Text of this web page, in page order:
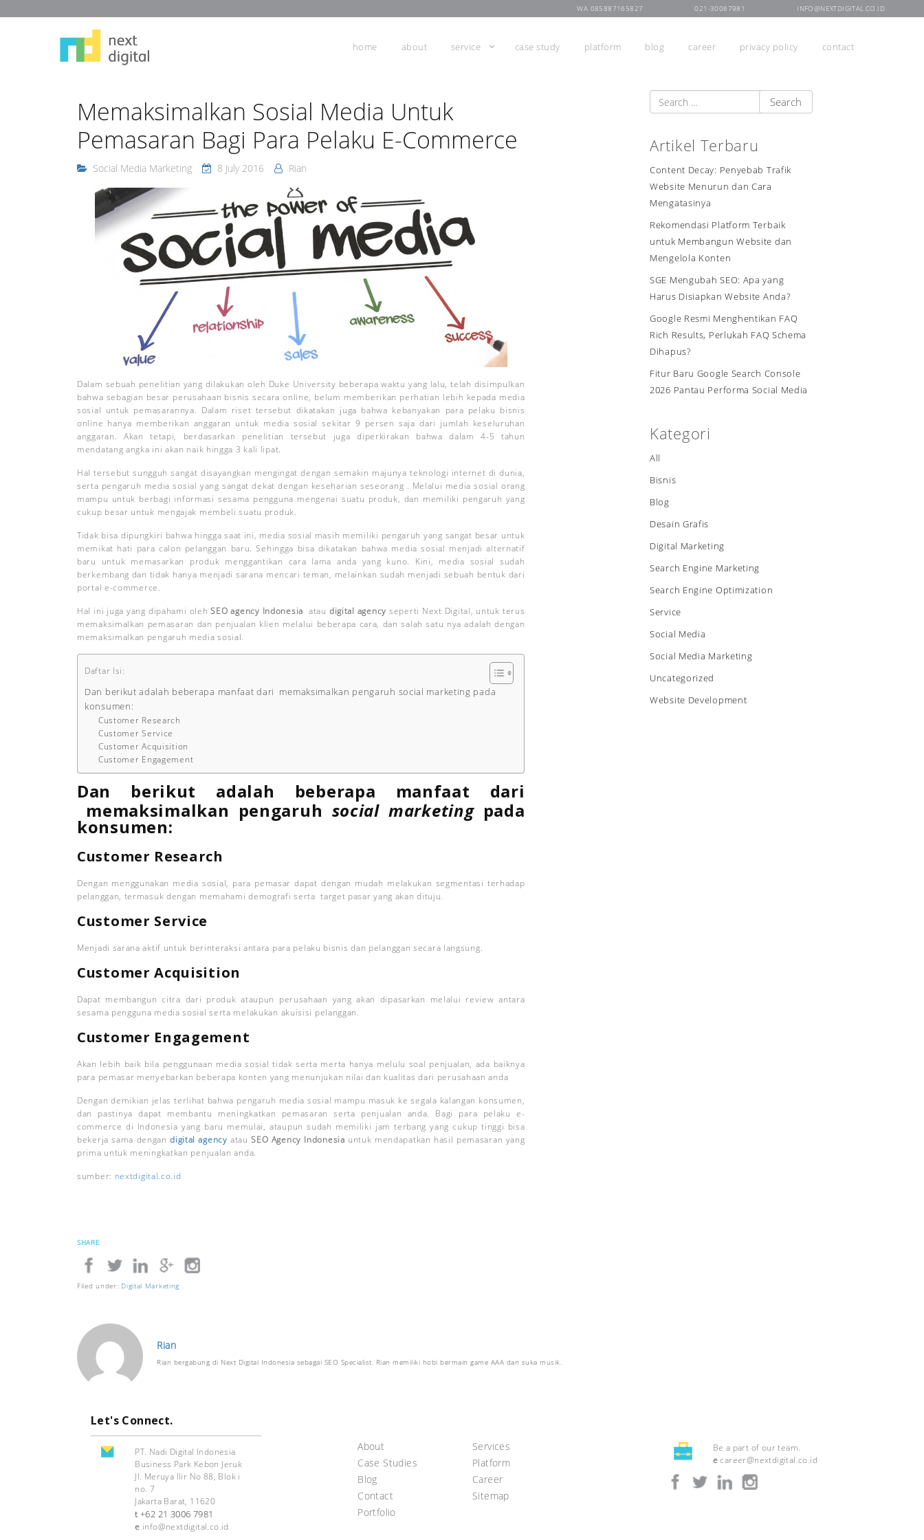
INFO@NEXTDIGITAL.CO.ID
021-30067981
WA 085887165827
home about service case study platform blog career privacy policy contact
Memaksimalkan Sosial Media Untuk
Pemasaran Bagi Para Pelaku E-Commerce
Social Media Marketing 8 July 2016 Rian
Dalam sebuah penelitian yang dilakukan oleh Duke University beberapa waktu yang lalu, telah disimpulkan
bahwa sebagian besar perusahaan bisnis secara online, belum memberikan perhatian lebih kepada media
sosial untuk pemasarannya. Dalam riset tersebut dikatakan juga bahwa kebanyakan para pelaku bisnis
online hanya memberikan anggaran untuk media sosial sekitar 9 persen saja dari jumlah keseluruhan
anggaran. Akan tetapi, berdasarkan penelitian tersebut juga diperkirakan bahwa dalam 4-5 tahun
mendatang angka ini akan naik hingga 3 kali lipat.
Hal tersebut sungguh sangat disayangkan mengingat dengan semakin majunya teknologi internet di dunia,
serta pengaruh media sosial yang sangat dekat dengan keseharian seseorang . Melalui media sosial orang
mampu untuk berbagi informasi sesama pengguna mengenai suatu produk, dan memiliki pengaruh yang
cukup besar untuk mengajak membeli suatu produk.
Tidak bisa dipungkiri bahwa hingga saat ini, media sosial masih memiliki pengaruh yang sangat besar untuk
memikat hati para calon pelanggan baru. Sehingga bisa dikatakan bahwa media sosial menjadi alternatif
baru untuk memasarkan produk menggantikan cara lama anda yang kuno. Kini, media sosial sudah
berkembang dan tidak hanya menjadi sarana mencari teman, melainkan sudah menjadi sebuah bentuk dari
portal e-commerce.
Hal ini juga yang dipahami olehSEO agency Indonesia atau digital agency seperti Next Digital, untuk terus
memaksimalkan pemasaran dan penjualan klien melalui beberapa cara, dan salah satu nya adalah dengan
memaksimalkan pengaruh media sosial.
Daftar Isi:
Dan berikut adalah beberapa manfaat dari memaksimalkan pengaruh social marketing pada
konsumen:
Customer Research
Customer Service
Customer Acquisition
Customer Engagement
Dan berikut adalah beberapa manfaat dari
memaksimalkan pengaruh social marketing pada
konsumen:
Customer Research
Dengan menggunakan media sosial, para pemasar dapat dengan mudah melakukan segmentasi terhadap
pelanggan, termasuk dengan memahami demografi serta target pasar yang akan dituju.
Customer Service
Menjadi sarana aktif untuk berinteraksi antara para pelaku bisnis dan pelanggan secara langsung.
Customer Acquisition
Dapat membangun citra dari produk ataupun perusahaan yang akan dipasarkan melalui review antara
sesama pengguna media sosial serta melakukan akuisisi pelanggan.
Customer Engagement
Akan lebih baik bila penggunaan media sosial tidak serta merta hanya melulu soal penjualan, ada baiknya
para pemasar menyebarkan beberapa konten yang menunjukan nilai dan kualitas dari perusahaan anda
Dengan demikian jelas terlihat bahwa pengaruh media sosial mampu masuk ke segala kalangan konsumen,
dan pastinya dapat membantu meningkatkan pemasaran serta penjualan anda. Bagi para pelaku e-
commerce di Indonesia yang baru memulai, ataupun sudah memiliki jam terbang yang cukup tinggi bisa
bekerja sama dengandigital agency atauSEO Agency Indonesia untuk mendapatkan hasil pemasaran yang
prima untuk meningkatkan penjualan anda.
sumber: nextdigital.co.id
Artikel Terbaru
Content Decay: Penyebab Trafik
Website Menurun dan Cara
Mengatasinya
Rekomendasi Platform Terbaik
untuk Membangun Website dan
Mengelola Konten
SGE Mengubah SEO: Apa yang
Harus Disiapkan Website Anda?
Google Resmi Menghentikan FAQ
Rich Results, Perlukah FAQ Schema
Dihapus?
Fitur Baru Google Search Console
2026 Pantau Performa Social Media
Kategori
All
Bisnis
Blog
Desain Grafis
Digital Marketing
Search Engine Marketing
Search Engine Optimization
Service
Social Media
Social Media Marketing
Uncategorized
Website Development
SHARE
Filed under: Digital Marketing
Rian
Rian bergabung di Next Digital Indonesia sebagai SEO Specialist. Rian memiliki hobi bermain game AAA dan suka musik.
Let's Connect.
PT. Nadi Digital Indonesia
Business Park Kebon Jeruk
Jl. Meruya Ilir No 88, Blok i
no. 7
Jakarta Barat, 11620
t +62 21 3006 7981
e info@nextdigital.co.id
About
Case Studies
Blog
Contact
Portfolio
Services
Platform
Career
Sitemap
Be a part of our team.
ecareer@nextdigital.co.id